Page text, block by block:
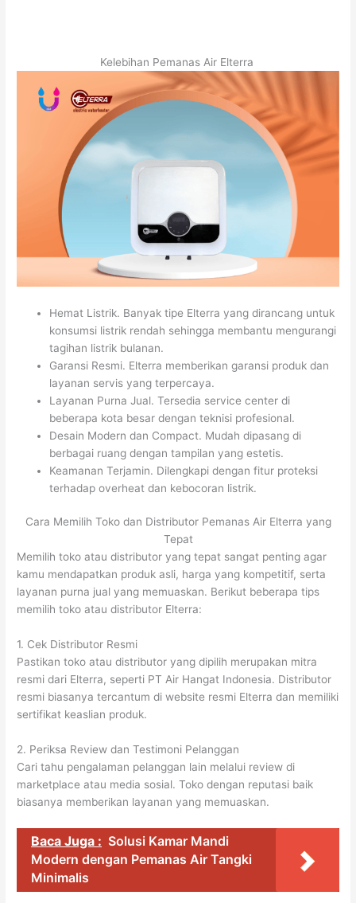
Kelebihan Pemanas Air Elterra
Hemat Listrik. Banyak tipe Elterra yang dirancang untuk
konsumsi listrik rendah sehingga membantu mengurangi
tagihan listrik bulanan.
Garansi Resmi. Elterra memberikan garansi produk dan
layanan servis yang terpercaya.
Layanan Purna Jual. Tersedia service center di
beberapa kota besar dengan teknisi profesional.
Desain Modern dan Compact. Mudah dipasang di
berbagai ruang dengan tampilan yang estetis.
Keamanan Terjamin. Dilengkapi dengan fitur proteksi
terhadap overheat dan kebocoran listrik.
Cara Memilih Toko dan Distributor Pemanas Air Elterra yang
Tepat
Memilih toko atau distributor yang tepat sangat penting agar
kamu mendapatkan produk asli, harga yang kompetitif, serta
layanan purna jual yang memuaskan. Berikut beberapa tips
memilih toko atau distributor Elterra:
1. Cek Distributor Resmi
Pastikan toko atau distributor yang dipilih merupakan mitra
resmi dari Elterra, seperti PT Air Hangat Indonesia. Distributor
resmi biasanya tercantum di website resmi Elterra dan memiliki
sertifikat keaslian produk.
2. Periksa Review dan Testimoni Pelanggan
Cari tahu pengalaman pelanggan lain melalui review di
marketplace atau media sosial. Toko dengan reputasi baik
biasanya memberikan layanan yang memuaskan.
Baca Juga : Solusi Kamar Mandi
Modern dengan Pemanas Air Tangki
Minimalis